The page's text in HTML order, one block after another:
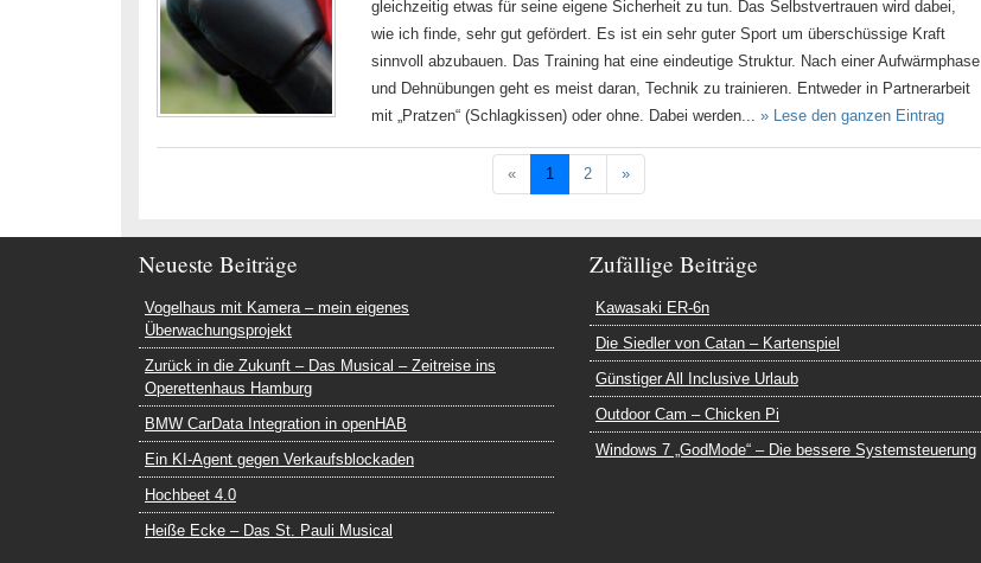
gleichzeitig etwas für seine eigene Sicherheit zu tun. Das Selbstvertrauen wird dabei,
wie ich finde, sehr gut gefördert. Es ist ein sehr guter Sport um überschüssige Kraft
sinnvoll abzubauen. Das Training hat eine eindeutige Struktur. Nach einer Aufwärmphase
und Dehnübungen geht es meist daran, Technik zu trainieren. Entweder in Partnerarbeit
mit „Pratzen“ (Schlagkissen) oder ohne. Dabei werden...» Lese den ganzen Eintrag
« 1 2 »
Neueste Beiträge
Vogelhaus mit Kamera – mein eigenes
Überwachungsprojekt
Zurück in die Zukunft – Das Musical – Zeitreise ins
Operettenhaus Hamburg
BMW CarData Integration in openHAB
Ein KI-Agent gegen Verkaufsblockaden
Hochbeet 4.0
Heiße Ecke – Das St. Pauli Musical
Zufällige Beiträge
Kawasaki ER-6n
Die Siedler von Catan – Kartenspiel
Günstiger All Inclusive Urlaub
Outdoor Cam – Chicken Pi
Windows 7 „GodMode“ – Die bessere Systemsteuerung